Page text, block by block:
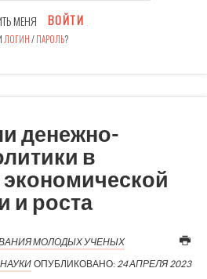
МЕНЯ ВОЙТИ
ЛОГИН/ПАРОЛЬ?
денежно-
в
и роста
МОЛОДЫХ УЧЕНЫХ
ОПУБЛИКОВАНО: 24 АПРЕЛЯ 2023